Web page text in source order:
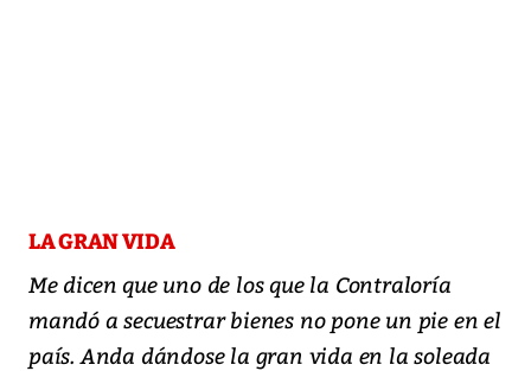
LA GRAN VIDA
Me dicen que uno de los que la Contraloría
mandó a secuestrar bienes no pone un pie en el
país. Anda dándose la gran vida en la soleada